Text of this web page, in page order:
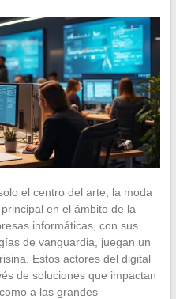
el centro del arte, la moda
en el ámbito de la
informáticas, con sus
de vanguardia, juegan un
Estos actores del digital
de soluciones que impactan
a las grandes